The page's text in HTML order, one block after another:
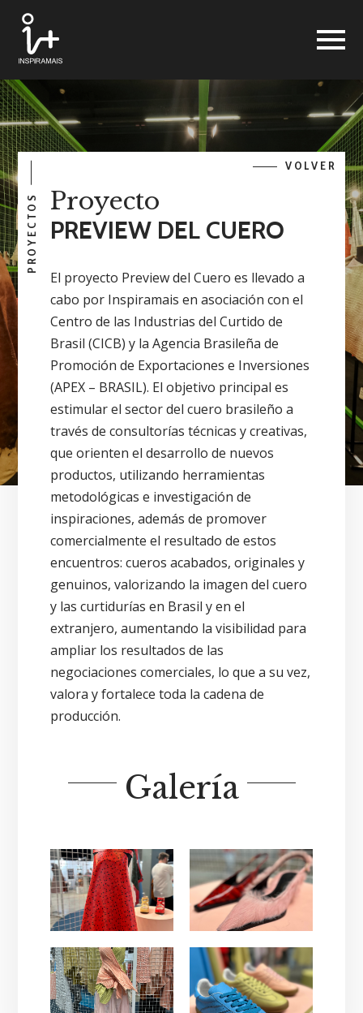
PROYECTOS
VOLVER
Proyecto
PREVIEW DEL CUERO
El proyecto Preview del Cuero es llevado a
cabo por Inspiramais en asociación con el
Centro de las Industrias del Curtido de
Brasil (CICB) y la Agencia Brasileña de
Promoción de Exportaciones e Inversiones
(APEX – BRASIL). El objetivo principal es
estimular el sector del cuero brasileño a
través de consultorías técnicas y creativas,
que orienten el desarrollo de nuevos
productos, utilizando herramientas
metodológicas e investigación de
inspiraciones, además de promover
comercialmente el resultado de estos
encuentros: cueros acabados, originales y
genuinos, valorizando la imagen del cuero
y las curtidurías en Brasil y en el
extranjero, aumentando la visibilidad para
ampliar los resultados de las
negociaciones comerciales, lo que a su vez,
valora y fortalece toda la cadena de
producción.
Galería